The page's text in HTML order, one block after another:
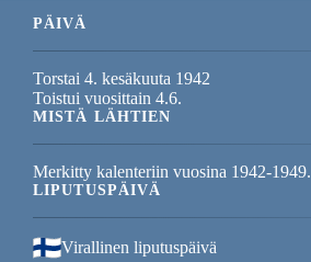
PÄIVÄ
Torstai 4. kesäkuuta 1942
Toistui vuosittain 4.6.
MISTÄ LÄHTIEN
Merkitty kalenteriin vuosina 1942-1949.
LIPUTUSPÄIVÄ
Virallinen liputuspäivä